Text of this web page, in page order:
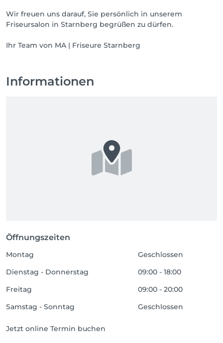
Wir freuen uns darauf, Sie persönlich in unserem
Friseursalon in Starnberg begrüßen zu dürfen.
Ihr Team von MA | Friseure Starnberg
Informationen
Öffnungszeiten
Montag
Geschlossen
Dienstag - Donnerstag
09:00 - 18:00
Freitag
09:00 - 20:00
Samstag - Sonntag
Geschlossen
Jetzt online Termin buchen